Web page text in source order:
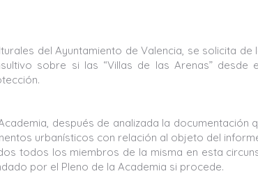
del Ayuntamiento de Valencia, se solicita de
sobre si las “Villas de las Arenas” desde
después de analizada la documentación
urbanísticos con relación al objeto del
todos los miembros de la misma en esta
por el Pleno de la Academia si procede.